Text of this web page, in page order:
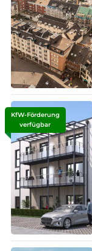
KfW-Förderung
verfügbar